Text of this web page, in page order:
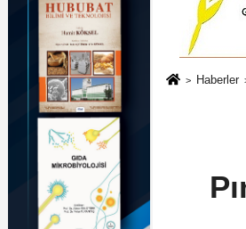
Haberler